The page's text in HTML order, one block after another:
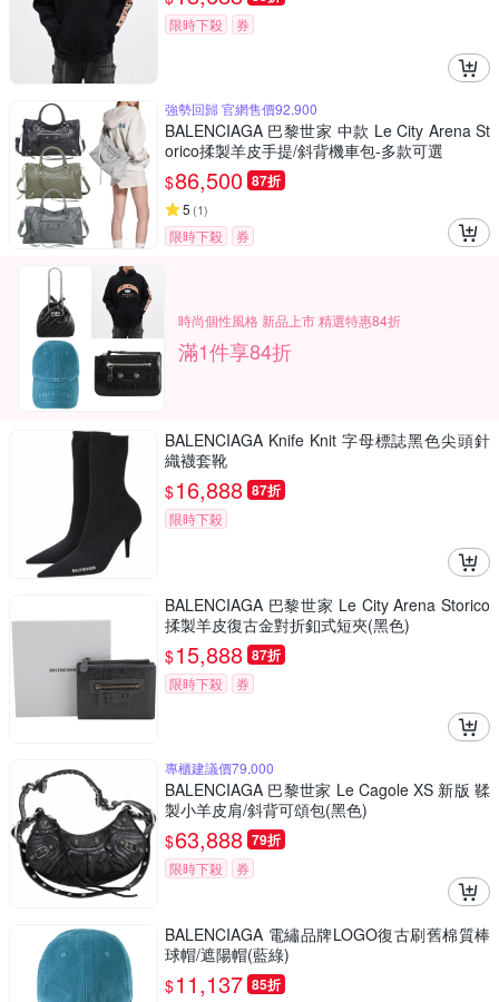
限時下殺 券
強勢回歸 官網售價92,900
BALENCIAGA 巴黎世家 中款 Le City Arena St
orico揉製羊皮手提/斜背機車包-多款可選
$86,500 87折
5 (1)
限時下殺 券
時尚個性風格 新品上市 精選特惠84折
滿1件享84折
BALENCIAGA Knife Knit 字母標誌黑色尖頭針
織襪套靴
$16,888 87折
限時下殺
BALENCIAGA 巴黎世家 Le City Arena Storico
揉製羊皮復古金對折釦式短夾(黑色)
$15,888 87折
限時下殺 券
專櫃建議價79,000
BALENCIAGA 巴黎世家 Le Cagole XS 新版 鞣
製小羊皮肩/斜背可頌包(黑色)
$63,888 79折
限時下殺 券
BALENCIAGA 電繡品牌LOGO復古刷舊棉質棒
球帽/遮陽帽(藍綠)
$11,137 85折